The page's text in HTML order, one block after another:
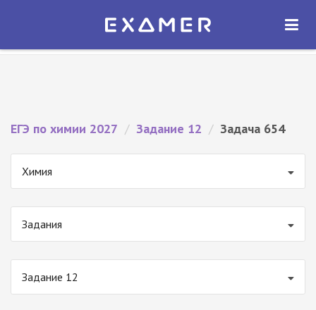
Экзамер — ЕГЭ 2027
ОТКРЫТЬ
ЕГЭ по химии 2027 / Задание 12 / Задача 654
Химия
Задания
Задание 12